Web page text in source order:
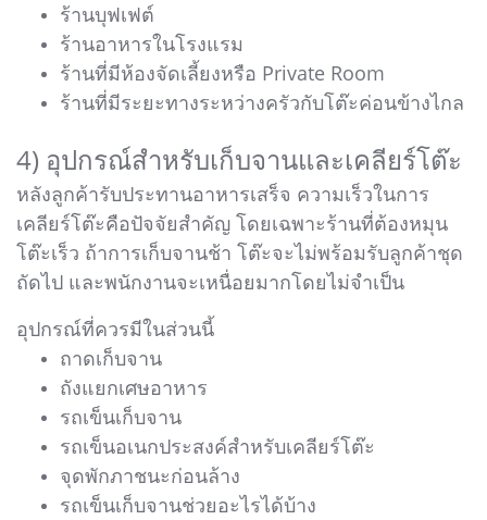
ร้านบุฟเฟต์
ร้านอาหารในโรงแรม
ร้านที่มีห้องจัดเลี้ยงหรือ Private Room
ร้านที่มีระยะทางระหว่างครัวกับโต๊ะค่อนข้างไกล
4) อุปกรณ์สำหรับเก็บจานและเคลียร์โต๊ะ
หลังลูกค้ารับประทานอาหารเสร็จ ความเร็วในการ
เคลียร์โต๊ะคือปัจจัยสำคัญ โดยเฉพาะร้านที่ต้องหมุน
โต๊ะเร็ว ถ้าการเก็บจานช้า โต๊ะจะไม่พร้อมรับลูกค้าชุด
ถัดไป และพนักงานจะเหนื่อยมากโดยไม่จำเป็น
อุปกรณ์ที่ควรมีในส่วนนี้
ถาดเก็บจาน
ถังแยกเศษอาหาร
รถเข็นเก็บจาน
รถเข็นอเนกประสงค์สำหรับเคลียร์โต๊ะ
จุดพักภาชนะก่อนล้าง
รถเข็นเก็บจานช่วยอะไรได้บ้าง